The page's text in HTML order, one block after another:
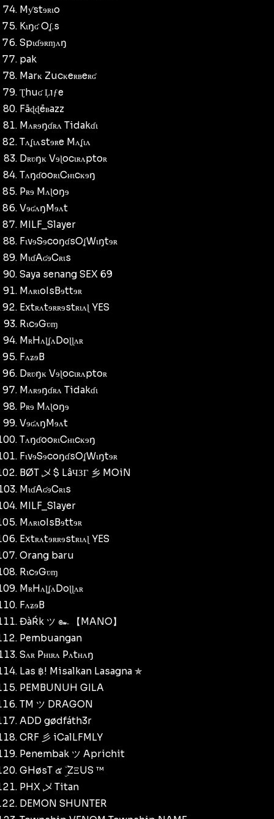
Mƴstɘʀɩo
Kɩŋʛ Oʆ.s
Spɩɗɘʀɱʌŋ
pak
Marĸ Zucĸeʀʙeʀʛ
Ʈhuʛ Ḷıƒe
Fāɖɖēʙazz
Mʌʀɘŋɗʀʌ Tidakɗɩ
Tʌʆɩʌstɘʀe Mʌʆɩʌ
Dʀʋŋĸ Vɘɭocɩʀʌptoʀ
TʌŋɗooʀɩCʜɩcĸɘŋ
Pʀɘ Mʌɭoŋɘ
VɘʛʌŋMɘʌt
MILF_Slayer
FɩvɘSɘcoŋɗsOʆWɩŋtɘʀ
MɩɗAʛɘCʀɩs
Saya senang SEX 69
MʌʀɩoIsBɘttɘʀ
Extʀʌtɘʀʀɘstʀɩʌɭ YES
RɩcɘGʋɱ
MʀHʌɭʆʌDoɭɭʌʀ
FʌʑɘB
Dʀʋŋĸ Vɘɭocɩʀʌptoʀ
Mʌʀɘŋɗʀʌ Tidakɗɩ
Pʀɘ Mʌɭoŋɘ
VɘʛʌŋMɘʌt
TʌŋɗooʀɩCʜɩcĸɘŋ
FɩvɘSɘcoŋɗsOʆWɩŋtɘʀ
BØT 乄 $ LâЧЗГ 乡 MOiN
MɩɗAʛɘCʀɩs
MILF_Slayer
MʌʀɩoIsBɘttɘʀ
Extʀʌtɘʀʀɘstʀɩʌɭ YES
Orang baru
RɩcɘGʋɱ
MʀHʌɭʆʌDoɭɭʌʀ
FʌʑɘB
ĐàŔk ツ ๛ 【MANO】
Pembuangan
Sʌʀ Pʜɩʀʌ Pʌtʜʌŋ
Las ฿! Misalkan Lasagna ✯
PEMBUNUH GILA
TM ツ DRAGON
ADD gødfáth3r
CRF 彡 iCalLFMLY
Penembak ツ Aprichit
GHøsT ๕ ۣۜ ZΞUS ™
PHX 乄 Titan
DEMON SHUNTER